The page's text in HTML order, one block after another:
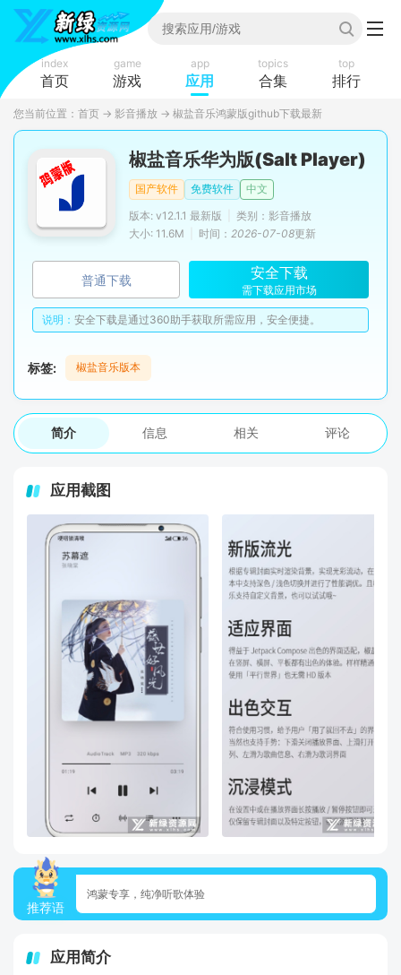
index
首页
game
游戏
app
应用
topics
合集
top
排行
您当前位置： 首页 → 影音播放 → 椒盐音乐鸿蒙版github下载最新
椒盐音乐华为版(Salt Player)
国产软件 免费软件
中文
版本: v12.1.1 最新版
类别：影音播放
大小: 11.6M
时间： 2026-07-08更新
普通下载 安全下载
需下载应用市场
说明： 安全下载是通过360助手获取所需应用，安全便捷。
标签: 椒盐音乐版本
简介 信息 相关 评论
应用截图
推荐语
鸿蒙专享，纯净听歌体验
应用简介